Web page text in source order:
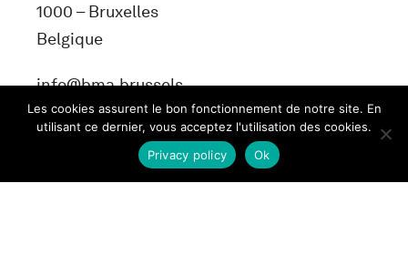
1000 – Bruxelles
Belgique
info@bma.brussels
Les cookies assurent le bon fonctionnement de notre site. En
utilisant ce dernier, vous acceptez l'utilisation des cookies.
Ok
Privacy policy